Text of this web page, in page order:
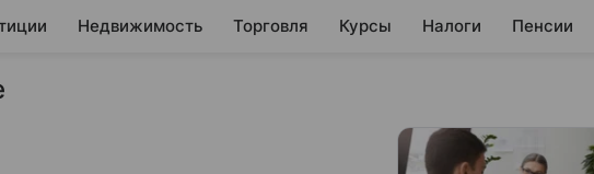
Недвижимость Торговля Курсы Налоги Пенсии
для годовых